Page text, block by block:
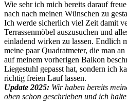
Wie sehr ich mich bereits darauf
nach nach meinen Wünschen zu
Ich werde sicherlich viel Zeit damit
Terrassenmöbel auszusuchen und
einladend wirken zu lassen. Endlich
meine paar Quadratmeter, die man
auf meinem vorherigen Balkon
Liegestuhl gepasst hat, sondern ich
richtig freien Lauf lassen.
Update 2025: Wir haben bereits
oben schon geschrieben und ich